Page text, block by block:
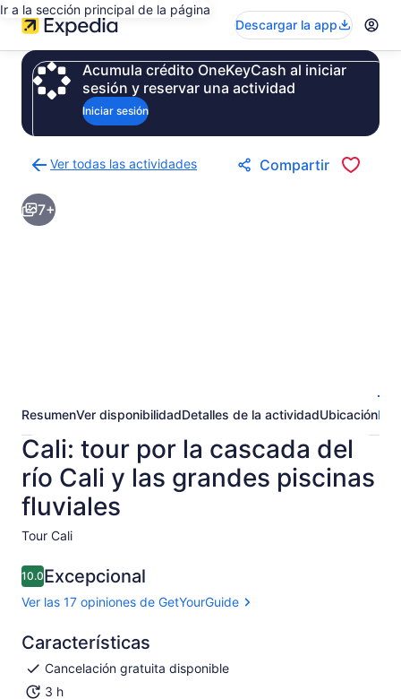
Ir a la sección principal de la página
Descargar la app
Acumula crédito OneKeyCash al iniciar
sesión y reservar una actividad
Iniciar sesión
Ver todas las actividades
a
la
página
Compartir
7+
ResumenVer disponibilidadDetalles de la actividadUbicación
Cali: tour por la cascada del
río Cali y las grandes piscinas
fluviales
Tour Cali ​
10.010.0 de 10
Excepcional
Ver las 17 opiniones de GetYourGuide
Características
Cancelación gratuita disponible
3 h